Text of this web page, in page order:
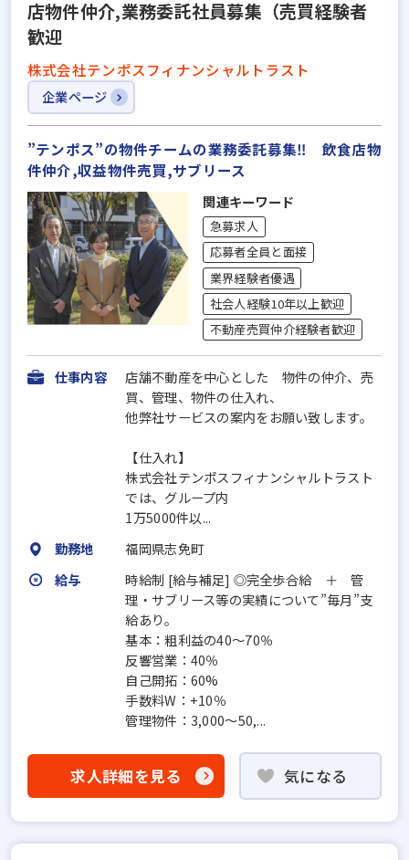
店物件仲介,業務委託社員募集（売買経験者
歓迎
株式会社テンポスフィナンシャルトラスト
企業ページ
”テンポス”の物件チームの業務委託募集‼ 飲食店物
件仲介,収益物件売買,サブリース
関連キーワード
急募求人
応募者全員と面接
業界経験者優遇
社会人経験10年以上歓迎
不動産売買仲介経験者歓迎
仕事内容
店舗不動産を中心とした 物件の仲介、売
買、管理、物件の仕入れ、
他弊社サービスの案内をお願い致します。
【仕入れ】
株式会社テンポスフィナンシャルトラスト
では、グループ内
1万5000件以...
勤務地
福岡県志免町
給与
時給制 [給与補足] ◎完全歩合給 ＋ 管
理・サブリース等の実績について”毎月”支
給あり。
基本：粗利益の40～70％
反響営業：40％
自己開拓：60%
手数料W：+10％
管理物件：3,000～50,...
求人詳細を見る 気になる